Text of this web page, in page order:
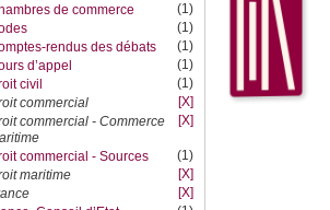
de commerce
(1)
(1)
rendus des débats
(1)
d’appel
(1)
civil
(1)
commercial
[X]
commercial - Commerce
[X]
commercial - Sources
(1)
maritime
[X]
[X]